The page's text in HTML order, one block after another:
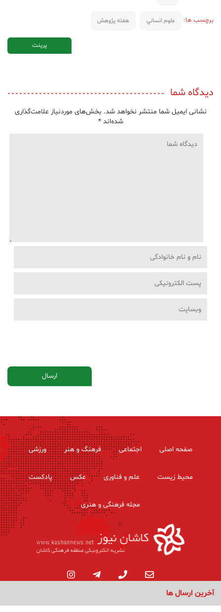
برچسب ها: علوم انساني هفته پژوهش
پرینت
دیدگاه شما
نشانی ایمیل شما منتشر نخواهد شد. بخش‌های موردنیاز علامت‌گذاری
شده‌اند*
آخرین ارسال ها
صفحه اصلی اجتماعی فرهنگ و هنر ورزشی
محیط زیست علم و فناوری عکس پادکست
مجله فرهنگی و هنری